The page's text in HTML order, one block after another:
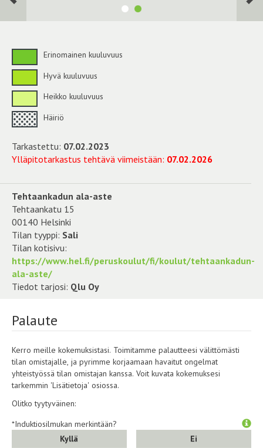
Erinomainen kuuluvuus
Hyvä kuuluvuus
Heikko kuuluvuus
Häiriö
Tarkastettu: 07.02.2023
Ylläpitotarkastus tehtävä viimeistään: 07.02.2026
Tehtaankadun ala-aste
Tehtaankatu 15
00140 Helsinki
Tilan tyyppi: Sali
Tilan kotisivu:
https://www.hel.fi/peruskoulut/fi/koulut/tehtaankadun-
ala-aste/
Tiedot tarjosi: Qlu Oy
Palaute
Kerro meille kokemuksistasi. Toimitamme palautteesi välittömästi
tilan omistajalle, ja pyrimme korjaamaan havaitut ongelmat
yhteistyössä tilan omistajan kanssa. Voit kuvata kokemuksesi
tarkemmin 'Lisätietoja' osiossa.
Olitko tyytyväinen:
*Induktiosilmukan merkintään?
Kyllä
Ei